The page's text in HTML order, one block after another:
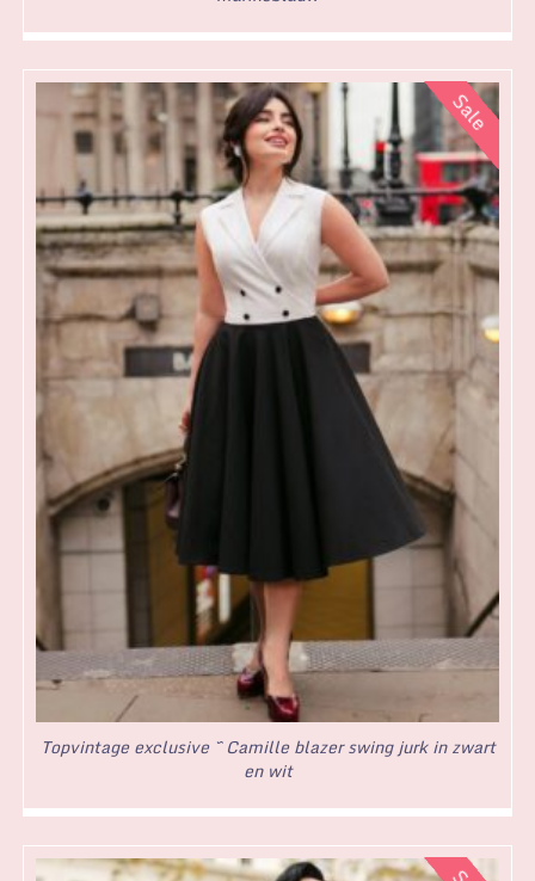
Topvintage exclusive ~ Camille blazer swing jurk in zwart
en wit